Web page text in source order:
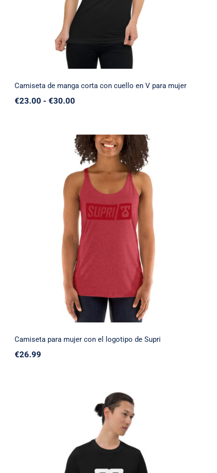
Camiseta de manga corta con cuello en V para mujer
€23.00 - €30.00Rango
€23.00
hasta
€30.00
Camiseta para mujer con el logotipo de
Camiseta para mujer con el logotipo de Supri
€26.99